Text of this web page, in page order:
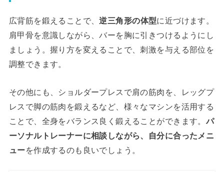
広背筋を鍛えることで、逆三角形の体型に近づけます。
肩甲骨を意識しながら、バーを胸に引きつけるようにし
ましょう。握り方を変えることで、刺激を与える部位を
調整できます。
その他にも、ショルダープレスで肩の筋肉を、レッグプ
レスで脚の筋肉を鍛えるなど、様々なマシンを活用する
ことで、全身をバランス良く鍛えることができます。 パ
ーソナルトレーナーに相談しながら、自分に合ったメニ
ューを作成するのも良いでしょう。